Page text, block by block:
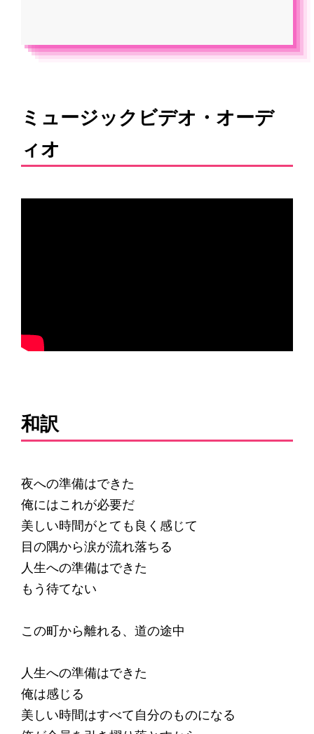
ミュージックビデオ・オーデ
ィオ
和訳
夜への準備はできた
俺にはこれが必要だ
美しい時間がとても良く感じて
目の隅から涙が流れ落ちる
人生への準備はできた
もう待てない
この町から離れる、道の途中
人生への準備はできた
俺は感じる
美しい時間はすべて自分のものになる